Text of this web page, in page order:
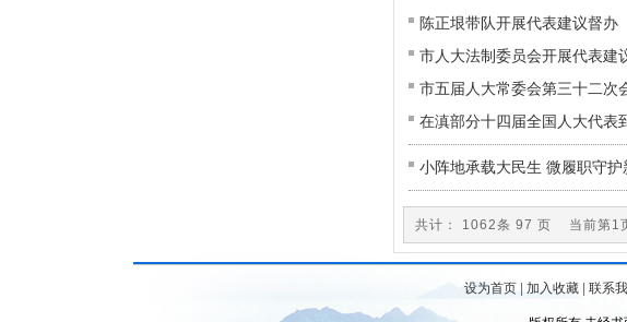
陈正垠带队开展代表建议督办
市人大法制委员会开展代表建
市五届人大常委会第三十二次
在滇部分十四届全国人大代表
小阵地承载大民生 微履职守
共计： 1062条 97 页 当前第1
设为首页 加入收藏 联系